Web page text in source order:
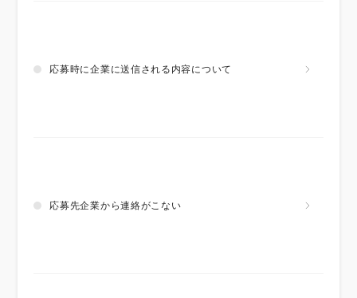
応募時に企業に送信される内容について
応募先企業から連絡がこない